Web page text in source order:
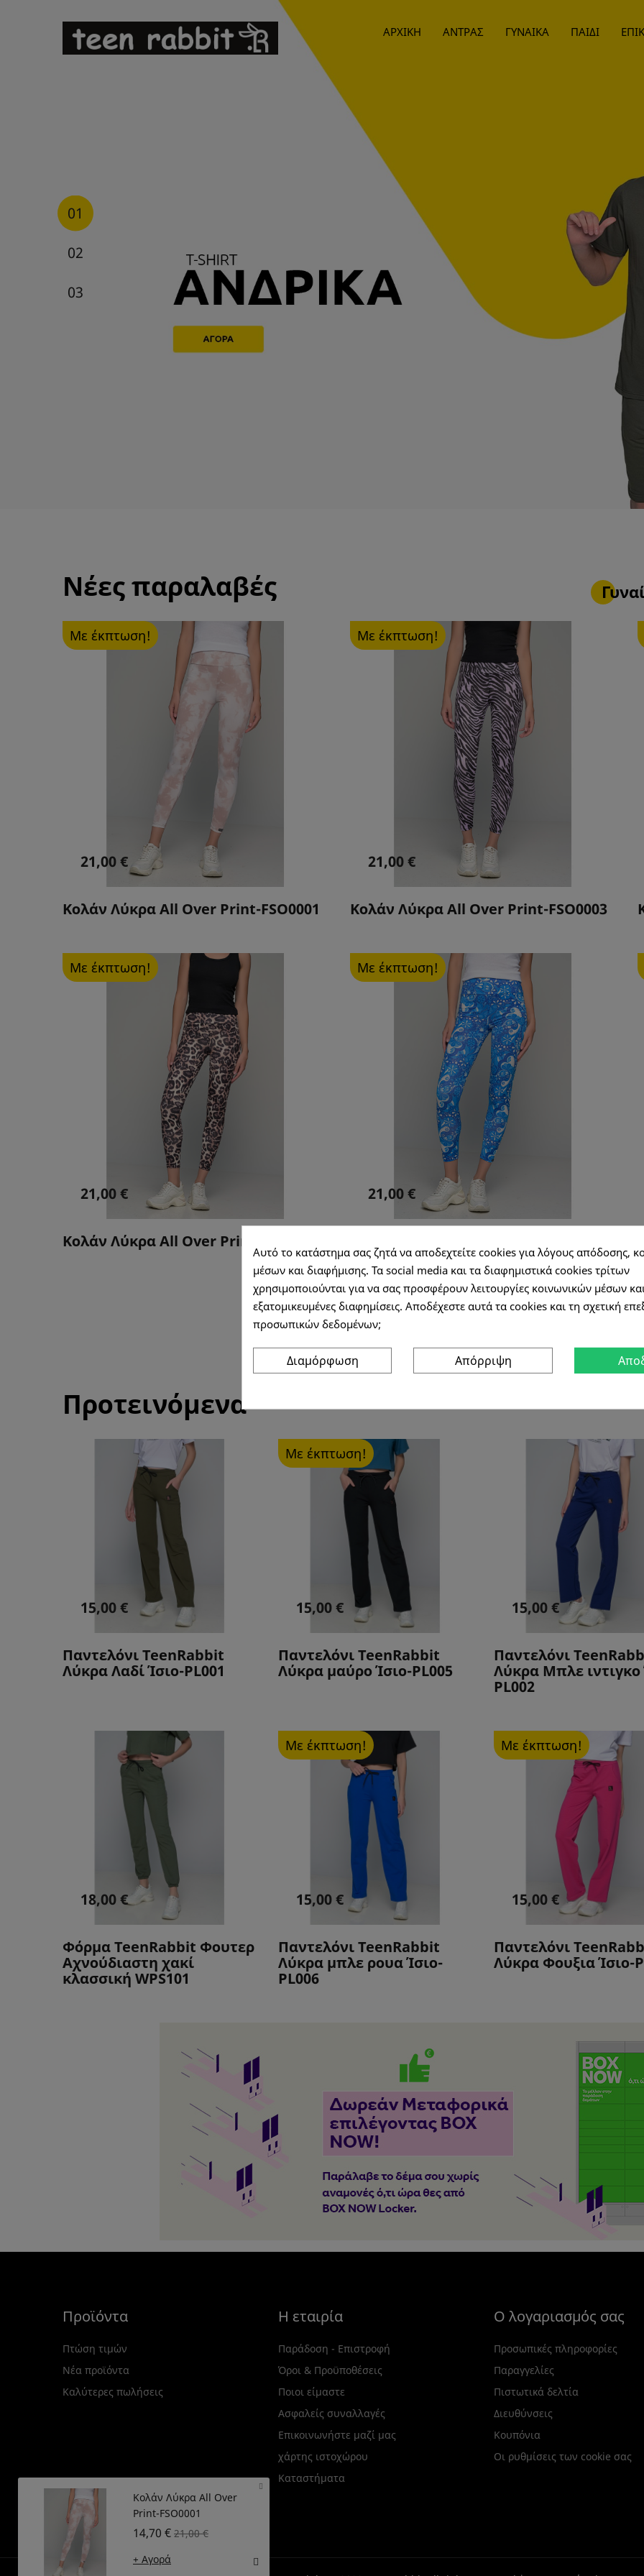
ΑΡΧΙΚΉ ΆΝΤΡΑΣ ΓΥΝΑΊΚΑ ΠΑΙΔΊ
1
2
3
Νέες παραλαβές
Με έκπτωση!
21,00 €
Κολάν Λύκρα All Over Print-FSO0001
Με έκπτωση!
21,00 €
Κολάν Λύκρα All Over Print-FSO0004
Με έκπτωση!
21,00 €
Κολάν Λύκρα All Over Print-FSO0003
Με έκπτωση!
21,00 €
ΦΌΡΤΩΣΗ ΠΕΡΙΣΣΌΤΕΡΩΝ ΓΥΝΑΊΚΑ
Προτεινόμενα
15,00 €
Παντελόνι TeenRabbit
Λύκρα Λαδί Ίσιο-PL001
Με έκπτωση!
15,00 €
Παντελόνι TeenRabbit
Λύκρα μαύρο Ίσιο-PL005
15,00 €
Παντελόνι
Λύκρα Mπλε ιντιγκο
PL002
18,00 €
Φόρμα TeenRabbit Φουτερ
Αχνούδιαστη χακί
κλασσική WPS101
Με έκπτωση!
15,00 €
Παντελόνι TeenRabbit
Λύκρα μπλε ρουα Ίσιο-
PL006
Με έκπτωση!
15,00 €
Παντελόνι
Λύκρα Φουξια Ίσιο-
Προϊόντα
Πτώση τιμών
Νέα προϊόντα
Καλύτερες πωλήσεις
Η εταιρία
Παράδοση - Επιστροφή
Όροι & Προϋποθέσεις
Ποιοι είμαστε
Ασφαλείς συναλλαγές
Επικοινωνήστε μαζί μας
χάρτης ιστοχώρου
Καταστήματα
Ο λογαριασμός σας
Προσωπικές πληροφορίες
Παραγγελίες
Πιστωτικά δελτία
Διευθύνσεις
Κουπόνια
Οι ρυθμίσεις των cookie σας
Κολάν Λύκρα All Over
Print-FSO0001
14,70 € 21,00 €
+ Αγορά
Αυτό το κατάστημα σας ζητά να αποδεχτείτε cookies για λόγους απόδοσης,
μέσων και διαφήμισης. Τα social media και τα διαφημιστικά cookies τρίτων
χρησιμοποιούνται για να σας προσφέρουν λειτουργίες κοινωνικών μέσων
εξατομικευμένες διαφημίσεις. Αποδέχεστε αυτά τα cookies και τη σχετική
προσωπικών δεδομένων;
Απόρριψη
Διαμόρφωση